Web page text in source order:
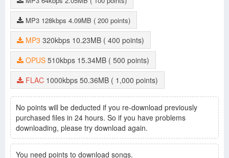
MP3 128kbps 4.09MB ( 200 points)
MP3 320kbps 10.23MB
( 400 points)
OPUS 510kbps 15.34MB
( 500 points)
FLAC 1000kbps 50.36MB ( 1,000 points)
No points will be deducted if you re-download previously
purchased files in 24 hours. So if you have problems
downloading, please try download again.
You need points to download songs.